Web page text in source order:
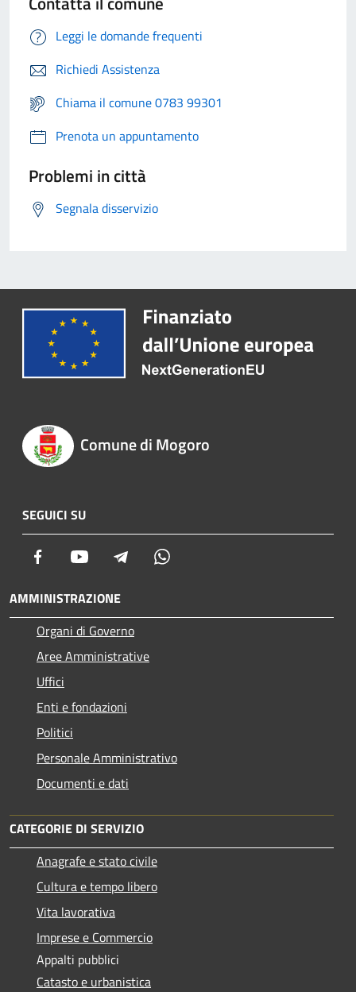
Leggi le domande frequenti
Richiedi Assistenza
Chiama il comune 0783 99301
Prenota un appuntamento
Problemi in città
Segnala disservizio
Comune di Mogoro
SEGUICI SU
Facebook Youtube Telegram
AMMINISTRAZIONE
Organi di Governo
Aree Amministrative
Uffici
Enti e fondazioni
Politici
Personale Amministrativo
Documenti e dati
CATEGORIE DI SERVIZIO
Anagrafe e stato civile
Cultura e tempo libero
Vita lavorativa
Imprese e Commercio
Appalti pubblici
Catasto e urbanistica